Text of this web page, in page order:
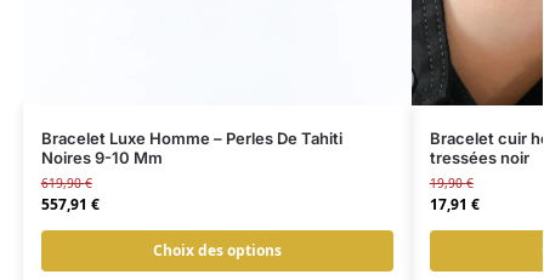
Bracelet Luxe Homme – Perles De Tahiti
Noires 9-10 Mm
619,90€
557,91 €
Choix des options
Bracelet cuir
tressées noir
19,90€
17,91 €